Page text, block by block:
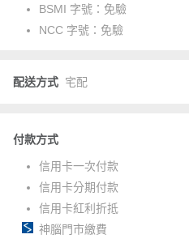
BSMI 字號： 免驗
NCC 字號： 免驗
配送方式 宅配
付款方式
信用卡一次付款
信用卡分期付款
信用卡紅利折抵
神腦門市繳費